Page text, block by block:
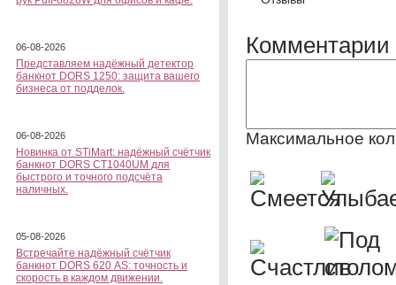
06-08-2026
Представляем надёжный детектор
банкнот DORS 1250: защита вашего
бизнеса от подделок.
06-08-2026
Новинка от STiMart: надёжный счётчик
банкнот DORS CT1040UM для
быстрого и точного подсчёта
наличных.
05-08-2026
Встречайте надёжный счётчик
банкнот DORS 620 АS: точность и
скорость в каждом движении.
Комментарии
Максимальное